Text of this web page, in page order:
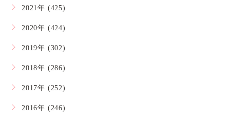
2021年 (425)
2020年 (424)
2019年 (302)
2018年 (286)
2017年 (252)
2016年 (246)